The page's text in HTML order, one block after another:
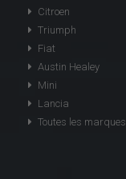
Citroen
Triumph
Fiat
Austin Healey
Mini
Lancia
Toutes les marques